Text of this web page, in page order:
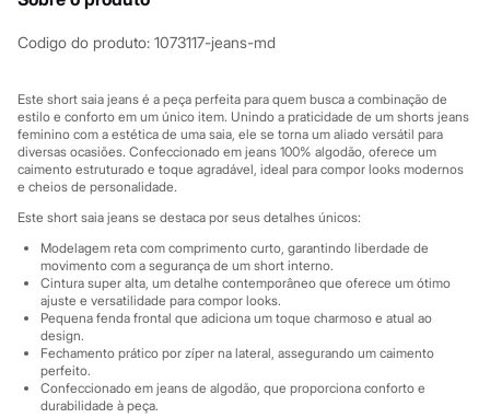
Sandálias
Sapatilhas
Tênis
City
Clock House
Mindset
Sawary
Yessica
Moda esportiva
Acessórios
Blusas
Calçados
Leggings
Shorts e Bermudas
Tops
Moda íntima
Calcinhas
Cintas e Modeladores
Meias
Pijamas
Codigo do produto: 1073117-jeans-md
Este short saia jeans é a peça perfeita para quem busca a combinação de
estilo e conforto em um único item. Unindo a praticidade de um shorts jeans
feminino com a estética de uma saia, ele se torna um aliado versátil para
diversas ocasiões. Confeccionado em jeans 100% algodão, oferece um
caimento estruturado e toque agradável, ideal para compor looks modernos
e cheios de personalidade.
Este short saia jeans se destaca por seus detalhes únicos:
Modelagem reta com comprimento curto, garantindo liberdade de
movimento com a segurança de um short interno.
Cintura super alta, um detalhe contemporâneo que oferece um ótimo
ajuste e versatilidade para compor looks.
Pequena fenda frontal que adiciona um toque charmoso e atual ao
design.
Fechamento prático por zíper na lateral, assegurando um caimento
perfeito.
Confeccionado em jeans de algodão, que proporciona conforto e
durabilidade à peça.